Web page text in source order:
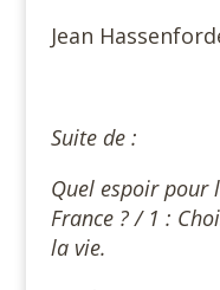
Jean
Suite de :
Quel espoir pour
France ? / 1 :
la vie.